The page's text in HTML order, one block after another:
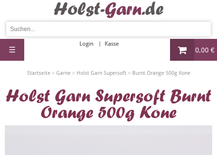
0,00 €
Login Kasse
☰
Startseite» Garne» Holst Garn Supersoft» Burnt Orange 500g Kone
Holst Garn Supersoft Burnt
Orange 500g Kone